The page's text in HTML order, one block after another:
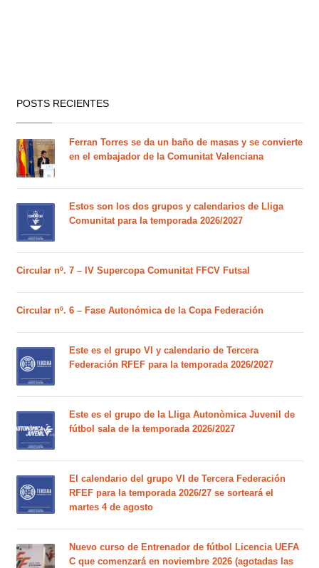
POSTS RECIENTES
Ferran Torres se da un baño de masas y se convierte
en el embajador de la Comunitat Valenciana
Estos son los dos grupos y calendarios de Lliga
Comunitat para la temporada 2026/2027
Circular nº. 7 – IV Supercopa Comunitat FFCV Futsal
Circular nº. 6 – Fase Autonómica de la Copa Federación
Este es el grupo VI y calendario de Tercera
Federación RFEF para la temporada 2026/2027
Este es el grupo de la Lliga Autonòmica Juvenil de
fútbol sala de la temporada 2026/2027
El calendario del grupo VI de Tercera Federación
RFEF para la temporada 2026/27 se sorteará el
martes 4 de agosto
Nuevo curso de Entrenador de fútbol Licencia UEFA
C que comenzará en noviembre 2026 (agotadas las